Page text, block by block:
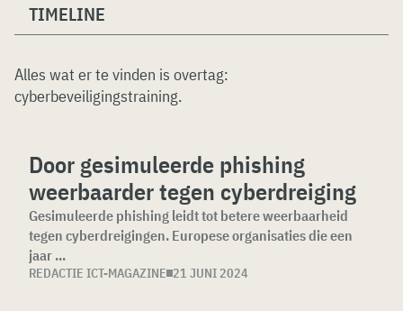
TIMELINE
Alles wat er te vinden is overtag:
cyberbeveiligingstraining.
Door gesimuleerde phishing
weerbaarder tegen cyberdreiging
Gesimuleerde phishing leidt tot betere weerbaarheid
tegen cyberdreigingen. Europese organisaties die een
jaar ...
REDACTIE ICT-MAGAZINE 21 JUNI 2024